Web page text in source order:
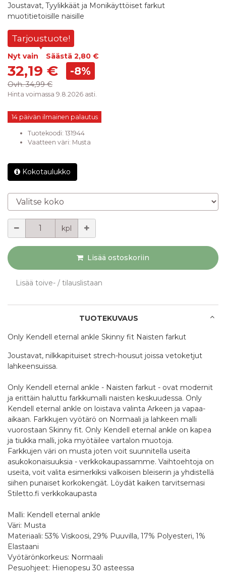
Joustavat, Tyylikkäät ja Monikäyttöiset farkut
muotitietoisille naisille
Tarjoustuote!
Nyt vain Säästä 2,80 €
32,19 €
Ovh. 34,99 €
-8%
Hinta voimassa 9.8.2026 asti.
14 päivän ilmainen palautus
Tuotekoodi: 131944
Vaatteen väri: Musta
Kokotaulukko
Valitse koko
kpl
Lisää ostoskoriin
Lisää toive- / tilauslistaan
TUOTEKUVAUS
Only Kendell eternal ankle Skinny fit Naisten farkut
Joustavat, nilkkapituiset strech-housut joissa vetoketjut
lahkeensuissa.
Only Kendell eternal ankle - Naisten farkut - ovat modernit
ja erittäin haluttu farkkumalli naisten keskuudessa. Only
Kendell eternal ankle on loistava valinta Arkeen ja vapaa-
aikaan. Farkkujen vyötärö on Normaali ja lahkeen malli
vuorostaan Skinny fit. Only Kendell eternal ankle on kapea
ja tiukka malli, joka myötäilee vartalon muotoja.
Farkkujen väri on musta joten voit suunnitella useita
asukokonaisuuksia - verkkokaupassamme. Vaihtoehtoja on
useita, voit valita esimerkiksi valkoisen bleiserin ja yhdistellä
siihen punaiset korkokengät. Löydät kaiken tarvitsemasi
Stiletto.fi verkkokaupasta
Malli: Kendell eternal ankle
Väri: Musta
Materiaali: 53% Viskoosi, 29% Puuvilla, 17% Polyesteri, 1%
Elastaani
Vyötärönkorkeus: Normaali
Pesuohjeet: Hienopesu 30 asteessa